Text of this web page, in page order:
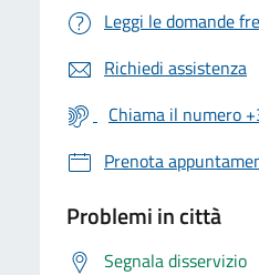
Leggi le domande
Richiedi assistenza
Chiama il numero
Prenota
Problemi in città
Segnala disservizio